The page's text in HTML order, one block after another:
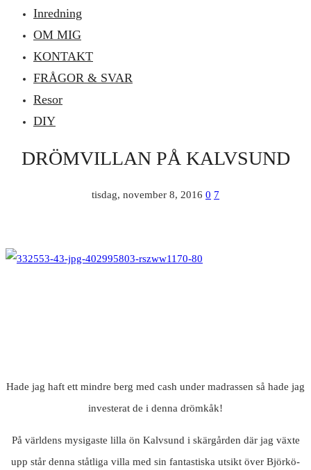
Inredning
OM MIG
KONTAKT
FRÅGOR & SVAR
Resor
DIY
DRÖMVILLAN PÅ KALVSUND
tisdag, november 8, 2016 0 7
Hade jag haft ett mindre berg med cash under madrassen så hade jag
investerat de i denna drömkåk!
På världens mysigaste lilla ön Kalvsund i skärgården där jag växte
upp står denna ståtliga villa med sin fantastiska utsikt över Björkö-